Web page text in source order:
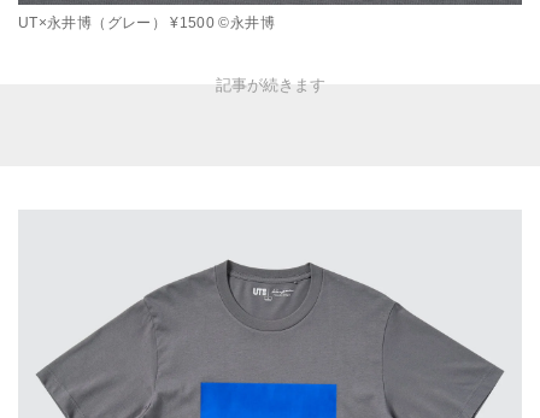
UT×永井博（グレー） ¥1500 ©永井博